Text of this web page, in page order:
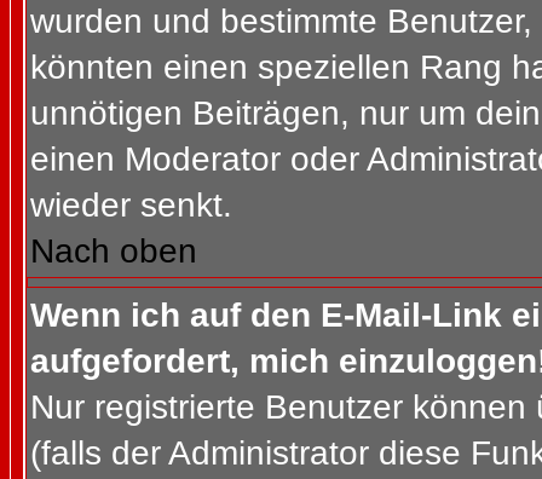
wurden und bestimmte
könnten einen speziellen Rang
unnötigen Beiträgen, nur um
einen Moderator oder
wieder senkt.
Nach oben
Wenn ich auf den E-Mail-Link
aufgefordert, mich
Nur registrierte Benutzer
(falls der Administrator diese